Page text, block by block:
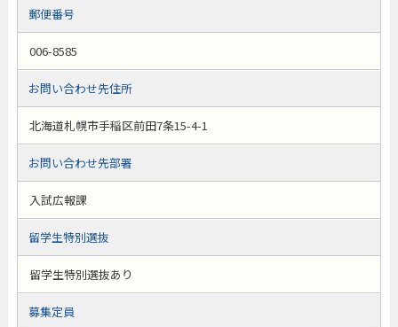
郵便番号
006-8585
お問い合わせ先住所
北海道札幌市手稲区前田7条15-4-1
お問い合わせ先部署
入試広報課
留学生特別選抜
留学生特別選抜あり
募集定員